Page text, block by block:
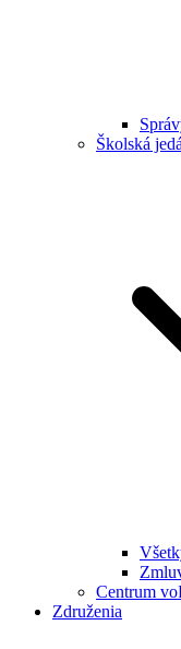
Školská
Centrum
Združenia